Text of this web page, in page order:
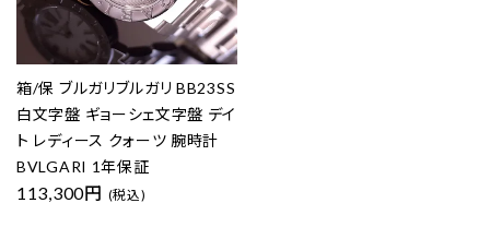
箱/保 ブルガリブルガリ BB23SS
白文字盤 ギョーシェ文字盤 デイ
ト レディース クォーツ 腕時計
BVLGARI 1年保証
113,300円 (税込)